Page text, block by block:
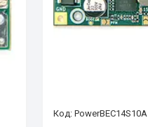
PowerBEC14S10A